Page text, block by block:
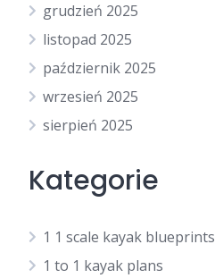
grudzień 2025
listopad 2025
październik 2025
wrzesień 2025
sierpień 2025
Kategorie
1 1 scale kayak blueprints
1 to 1 kayak plans